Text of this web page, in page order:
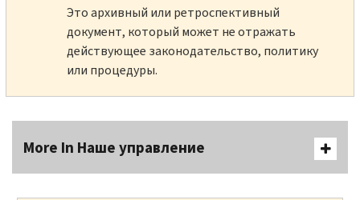
Это архивный или ретроспективный
документ, который может не отражать
действующее законодательство, политику
или процедуры.
More In Наше управление